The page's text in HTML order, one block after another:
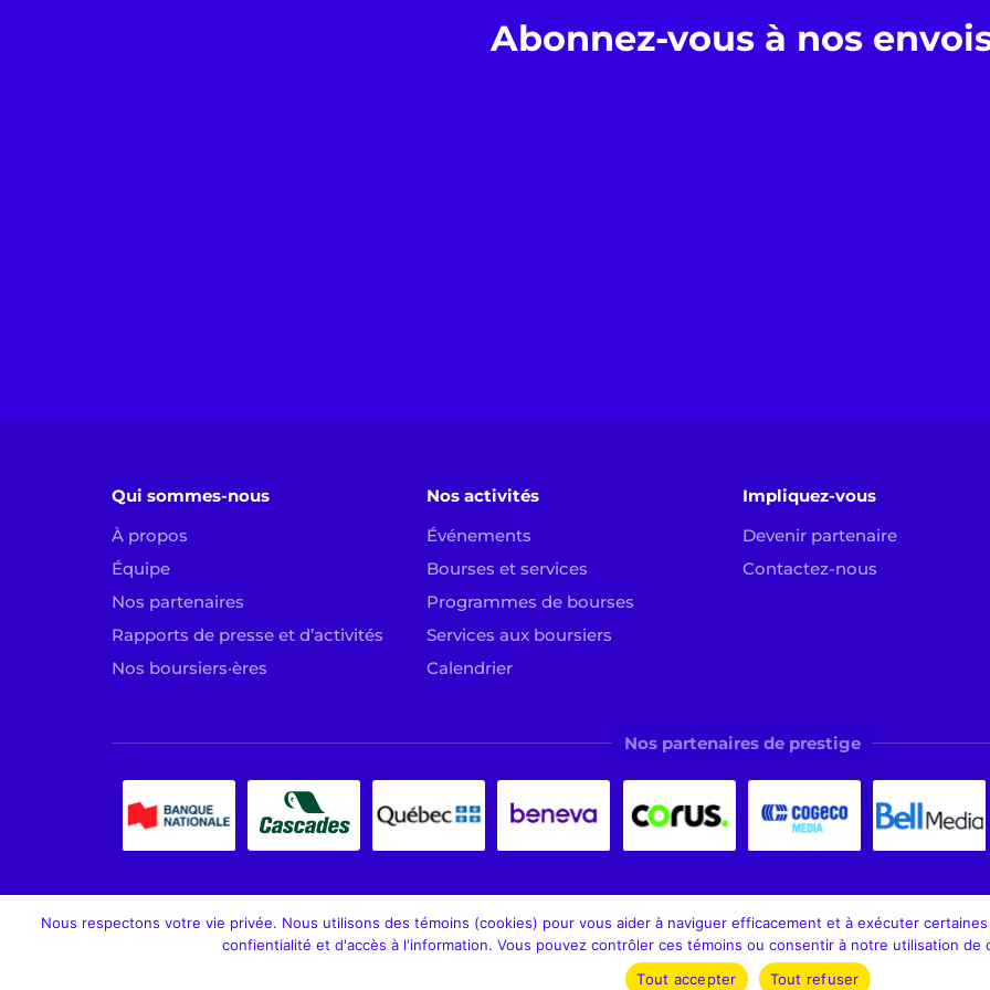
Abonnez-vous à nos
Qui sommes-nous
À propos
Équipe
Nos partenaires
Rapports de presse et d’activités
Nos boursiers·ères
Nos activités
Événements
Bourses et services
Programmes de bourses
Services aux boursiers
Calendrier
Impliquez-vous
Devenir partenaire
Contactez-nous
Nos partenaires de prestige
Nous respectons votre vie privée. Nous utilisons des témoins (cookies) pour vous aider à naviguer efficacement et à exécuter
confientialité et d'accès à l'information. Vous pouvez contrôler ces témoins ou consentir à notre utilisation de
Tout accepter
Tout refuser